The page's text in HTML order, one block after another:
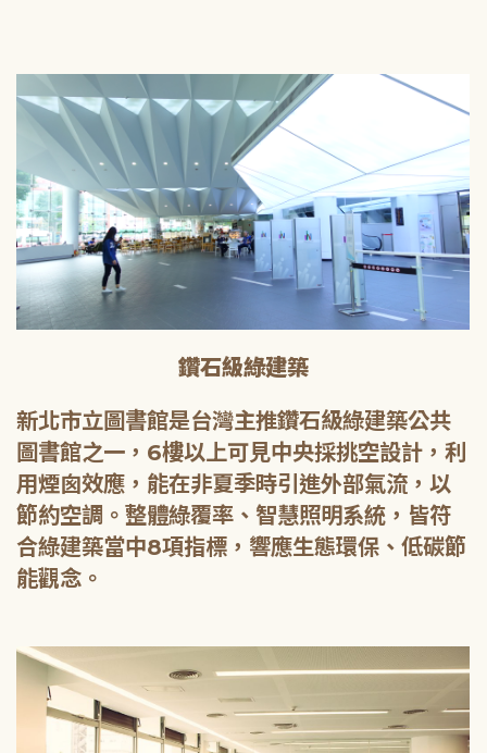
鑽石級綠建築
新北市立圖書館是台灣主推鑽石級綠建築公共
圖書館之一，6樓以上可見中央採挑空設計，利
用煙囪效應，能在非夏季時引進外部氣流，以
節約空調。整體綠覆率、智慧照明系統，皆符
合綠建築當中8項指標，響應生態環保、低碳節
能觀念。